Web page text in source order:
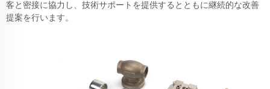
客と密接に協力し、技術サポートを提供するとともに継続的な改善
提案を行います。